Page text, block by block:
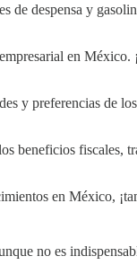
de despensa y
en México.
y preferencias de
beneficios fiscales,
en México,
no es